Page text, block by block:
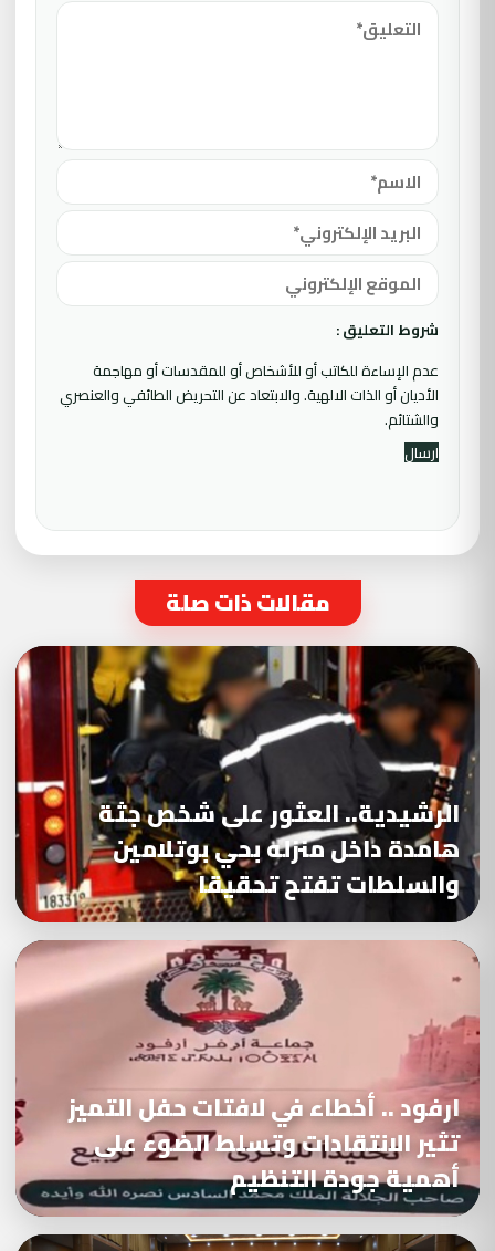
شروط التعليق :
عدم الإساءة للكاتب أو للأشخاص أو للمقدسات أو مهاجمة
الأديان أو الذات الالهية. والابتعاد عن التحريض الطائفي والعنصري
والشتائم.
مقالات ذات صلة
الرشيدية.. العثور على شخص جثة
هامدة داخل منزله بحي بوتلامين
والسلطات تفتح تحقيقا
ارفود .. أخطاء في لافتات حفل التميز
تثير الانتقادات وتسلط الضوء على
أهمية جودة التنظيم